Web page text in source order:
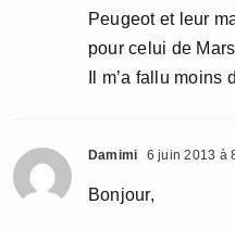
Peugeot et leur
pour celui de
Il m’a fallu moins
Damimi 6 juin 2013 à
Bonjour,